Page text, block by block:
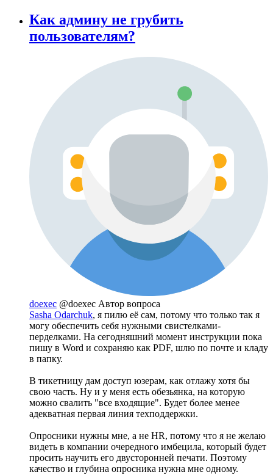
Как админу не грубить
пользователям?
doexec @doexec Автор вопроса
Sasha Odarchuk, я пилю её сам, потому что только так я
могу обеспечить себя нужными свистелками-
перделками. На сегодняшний момент инструкции пока
пишу в Word и сохраняю как PDF, шлю по почте и кладу
в папку.
В тикетницу дам доступ юзерам, как отлажу хотя бы
свою часть. Ну и у меня есть обезьянка, на которую
можно свалить "все входящие". Будет более менее
адекватная первая линия техподдержки.
Опросники нужны мне, а не HR, потому что я не желаю
видеть в компании очередного имбецила, который будет
просить научить его двусторонней печати. Поэтому
качество и глубина опросника нужна мне одному.